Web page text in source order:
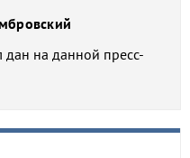
дан на данной пресс-